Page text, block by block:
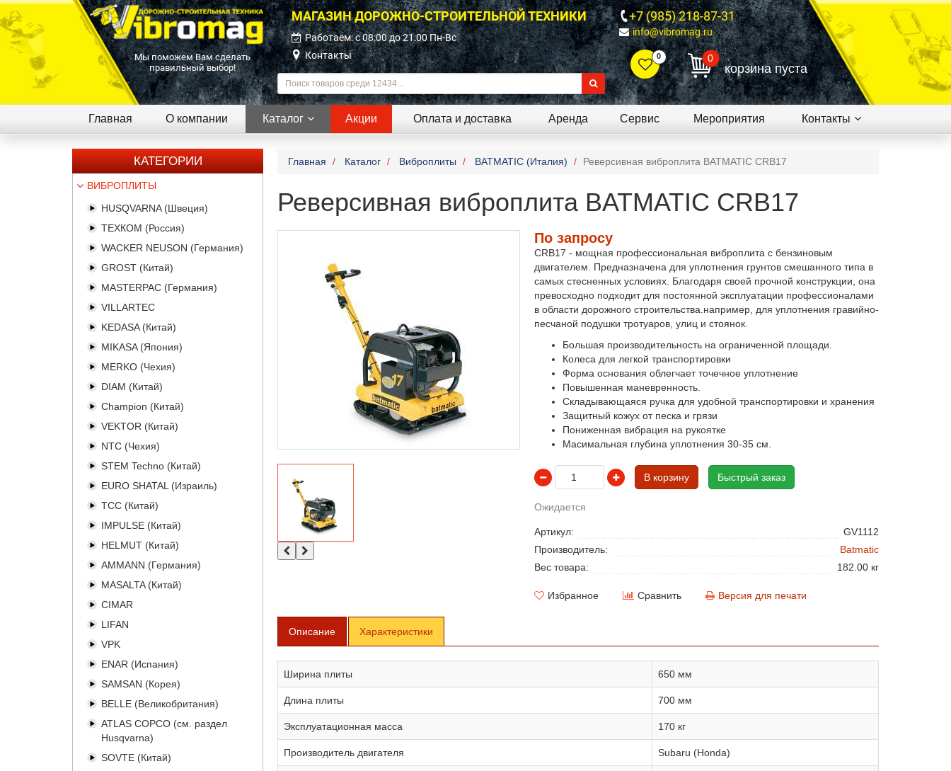
Мы поможем Вам сделать
правильный выбор!
МАГАЗИН ДОРОЖНО-СТРОИТЕЛЬНОЙ ТЕХНИКИ
Работаем: c 08:00 до 21:00 Пн-Вс
Контакты
+7 (985) 218-87-31
info@vibromag.ru
0 0
корзина пуста
Главная О компании Каталог Акции Оплата и доставка Аренда Сервис Мероприятия Контакты
КАТЕГОРИИ
ВИБРОПЛИТЫ
HUSQVARNA (Швеция)
ТЕХКОМ (Россия)
WACKER NEUSON (Германия)
GROST (Китай)
MASTERPAC (Германия)
VILLARTEC
KEDASA (Китай)
MIKASA (Япония)
MERKO (Чехия)
DIAM (Китай)
Champion (Китай)
VEKTOR (Китай)
NTC (Чехия)
STEM Techno (Китай)
EURO SHATAL (Израиль)
TCC (Китай)
IMPULSE (Китай)
HELMUT (Китай)
AMMANN (Германия)
MASALTA (Китай)
CIMAR
LIFAN
VPK
ENAR (Испания)
SAMSAN (Корея)
BELLE (Великобритания)
ATLAS COPCO (см. раздел
Husqvarna)
SOVTE (Китай)
Главная Каталог Виброплиты BATMATIC (Италия) Реверсивная виброплита BATMATIC CRB17
Реверсивная виброплита BATMATIC CRB17
По запросу
CRB17 - мощная профессиональная виброплита с бензиновым
двигателем. Предназначена для уплотнения грунтов смешанного типа в
самых стесненных условиях. Благодаря своей прочной конструкции, она
превосходно подходит для постоянной эксплуатации профессионалами
в области дорожного строительства.например, для уплотнения гравийно-
песчаной подушки тротуаров, улиц и стоянок.
Большая производительность на ограниченной площади.
Колеса для легкой транспортировки
Форма основания облегчает точечное уплотнение
Повышенная маневренность.
Складывающаяся ручка для удобной транспортировки и хранения
Защитный кожух от песка и грязи
Пониженная вибрация на рукоятке
Масимальная глубина уплотнения 30-35 см.
В корзину Быстрый заказ
Ожидается
Артикул:
GV1112
Производитель:
Batmatic
Вес товара:
182.00 кг
Избранное Сравнить Версия для печати
Описание Характеристики
Ширина плиты 650 мм
Длина плиты 700 мм
Эксплуатационная масса 170 кг
Производитель двигателя Subaru (Honda)